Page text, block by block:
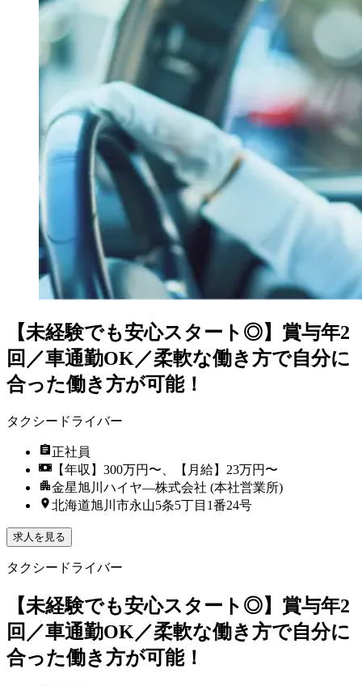
【未経験でも安心スタート◎】賞与年2
回／車通勤OK／柔軟な働き方で自分に
合った働き方が可能！
タクシードライバー
正社員
【年収】300万円〜、【月給】23万円〜
金星旭川ハイヤ―株式会社 (本社営業所)
北海道旭川市永山5条5丁目1番24号
求人を見る
タクシードライバー
【未経験でも安心スタート◎】賞与年2
回／車通勤OK／柔軟な働き方で自分に
合った働き方が可能！